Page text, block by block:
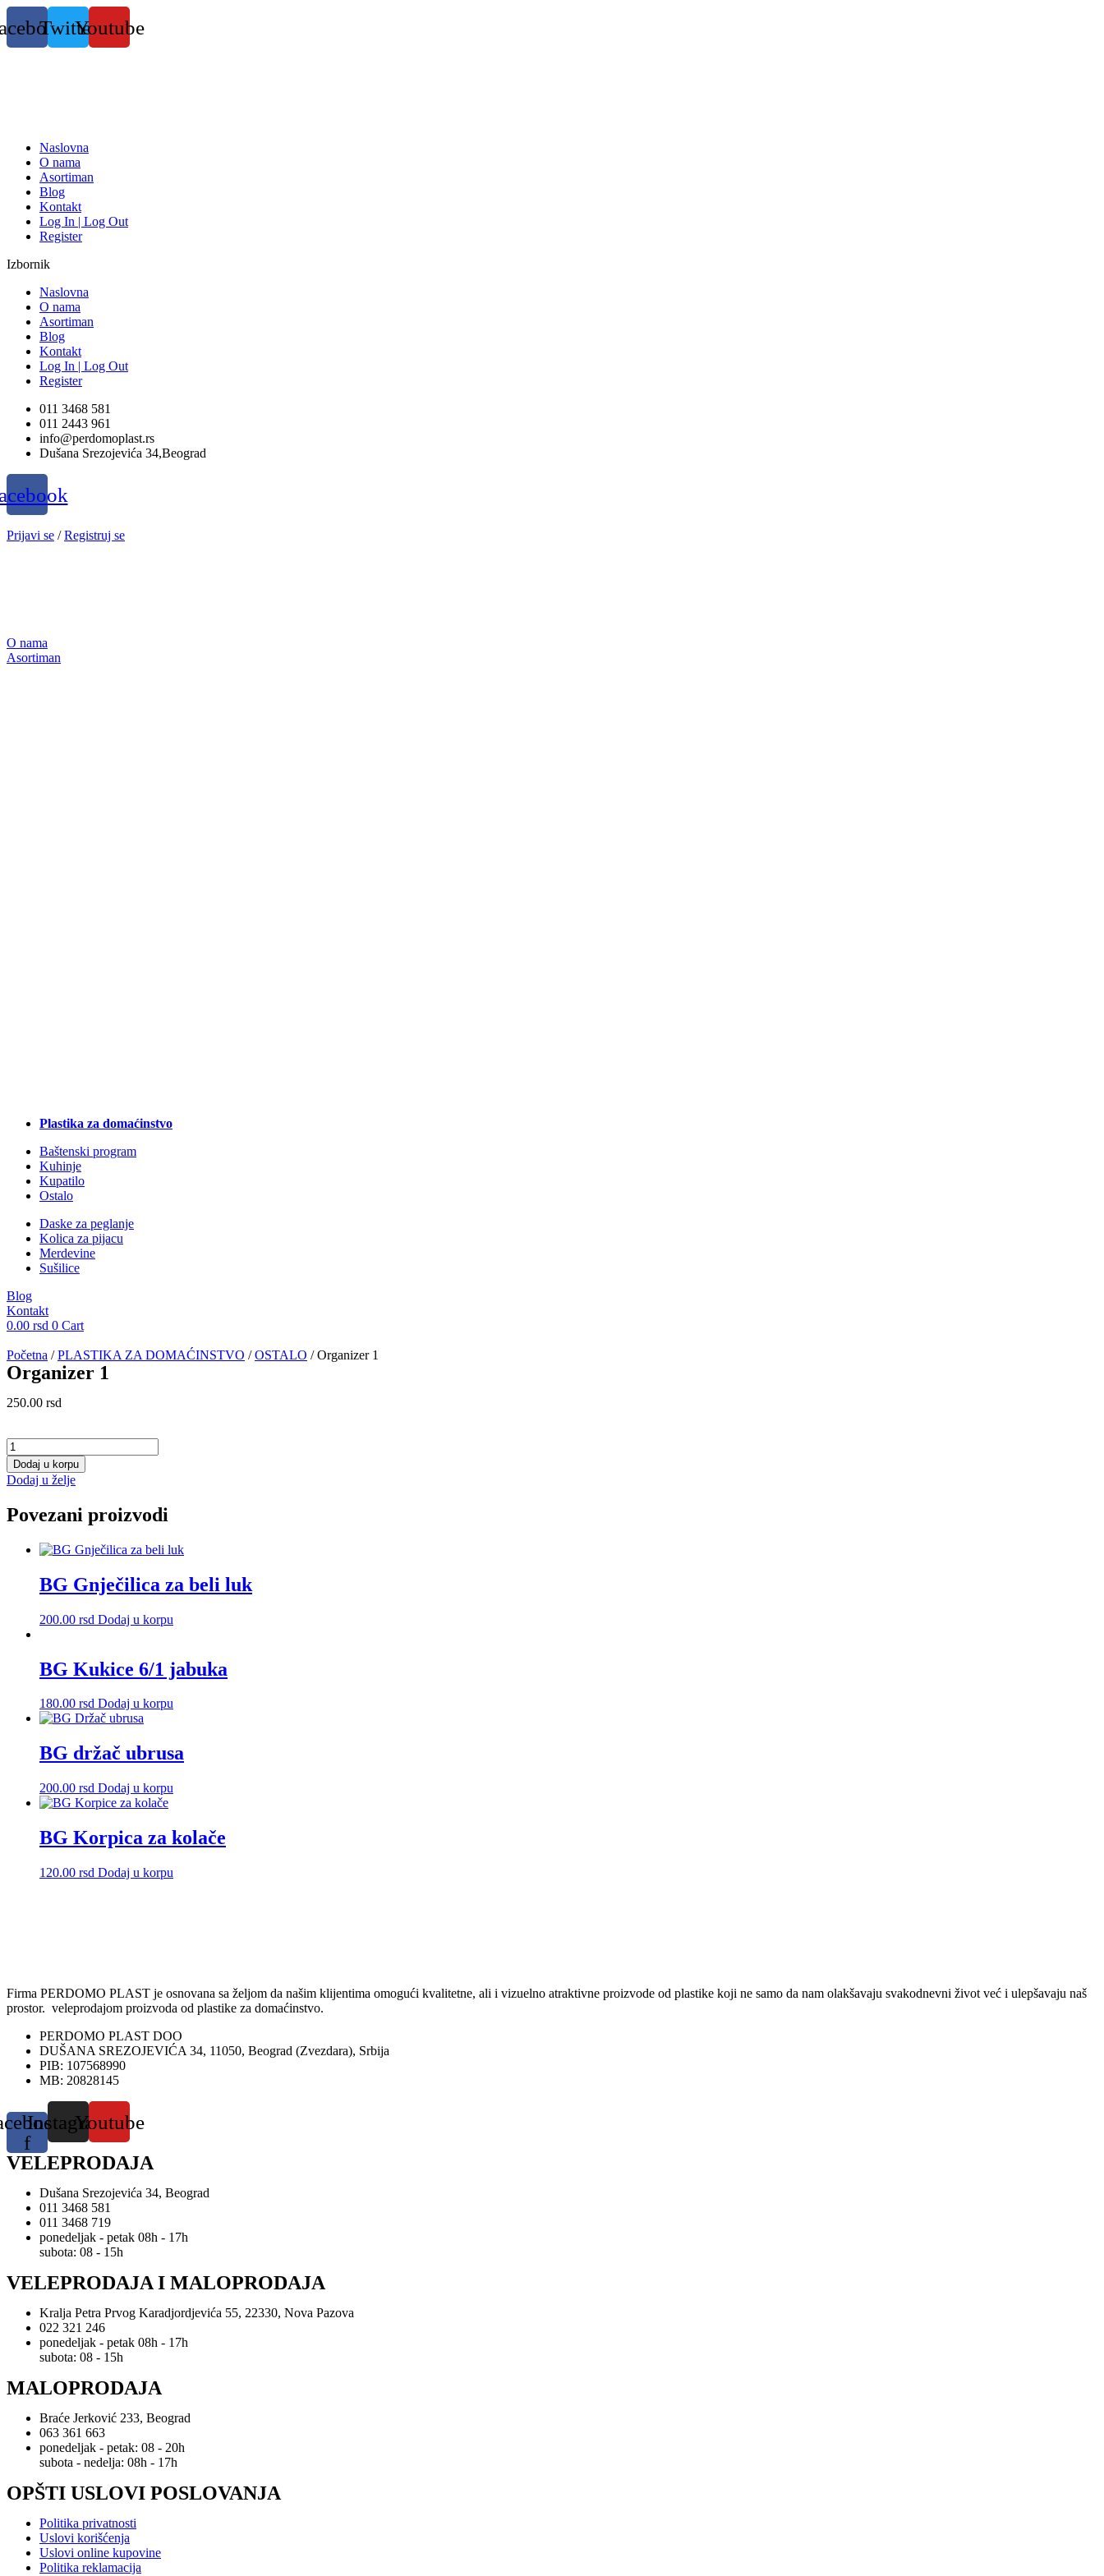
Skočite
na
sadržaj
TwitterYoutube
Naslovna
O nama
Asortiman
Blog
Kontakt
Log In | Log Out
Register
Izbornik
Naslovna
O nama
Asortiman
Blog
Kontakt
Log In | Log Out
Register
011 3468 581
011 2443 961
info@perdomoplast.rs
Dušana Srezojevića 34,Beograd
Prijavi se /Registruj se
O nama
Asortiman
Plastika za domaćinstvo
Baštenski program
Kuhinje
Kupatilo
Ostalo
Daske za peglanje
Kolica za pijacu
Merdevine
Sušilice
Blog
Kontakt
0.00 rsd 0 Cart
Početna /PLASTIKA ZA DOMAĆINSTVO /OSTALO / Organizer 1
Organizer 1
250.00 rsd
Organizer
1
količina
Dodaj u korpu
Dodaj u želje
Povezani proizvodi
BG Gnječilica za beli luk
200.00 rsd Dodaj u korpu
BG Kukice 6/1 jabuka
180.00 rsd Dodaj u korpu
BG držač ubrusa
200.00 rsd Dodaj u korpu
BG Korpica za kolače
120.00 rsd Dodaj u korpu
Firma PERDOMO PLAST je osnovana sa željom da našim klijentima omogući kvalitetne, ali i vizuelno atraktivne proizvode od plastike koji ne samo da nam olakšavaju svakodnevni život već i ulepšavaju naš
prostor. veleprodajom proizvoda od plastike za domaćinstvo.
PERDOMO PLAST DOO
DUŠANA SREZOJEVIĆA 34, 11050, Beograd (Zvezdara), Srbija
PIB: 107568990
MB: 20828145
f
InstagramYoutube
VELEPRODAJA
Dušana Srezojevića 34, Beograd
011 3468 581
011 3468 719
ponedeljak - petak 08h - 17h
subota: 08 - 15h
VELEPRODAJA I MALOPRODAJA
Kralja Petra Prvog Karadjordjevića 55, 22330, Nova Pazova
022 321 246
ponedeljak - petak 08h - 17h
subota: 08 - 15h
MALOPRODAJA
Braće Jerković 233, Beograd
063 361 663
ponedeljak - petak: 08 - 20h
subota - nedelja: 08h - 17h
OPŠTI USLOVI POSLOVANJA
Politika privatnosti
Uslovi korišćenja
Uslovi online kupovine
Politika reklamacija